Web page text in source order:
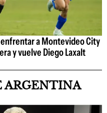
enfrentar a Montevideo City
y vuelve Diego Laxalt
ARGENTINA